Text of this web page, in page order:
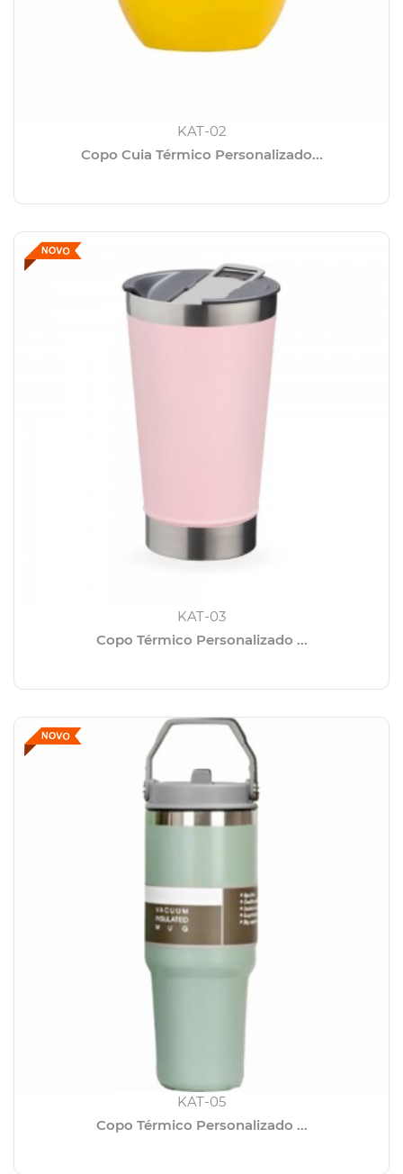
KAT-02
Copo Cuia Térmico Personalizado...
KAT-03
Copo Térmico Personalizado ...
KAT-05
Copo Térmico Personalizado ...